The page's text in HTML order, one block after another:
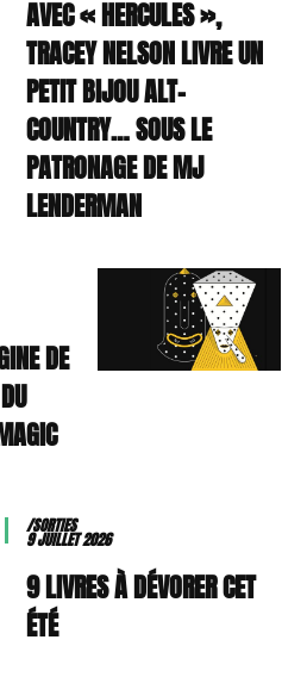
AVEC « HERCULES »,
TRACEY NELSON LIVRE UN
PETIT BIJOU ALT-
COUNTRY… SOUS LE
PATRONAGE DE MJ
LENDERMAN
DE
/SORTIES
9 JUILLET 2026
9 LIVRES À DÉVORER CET
ÉTÉ